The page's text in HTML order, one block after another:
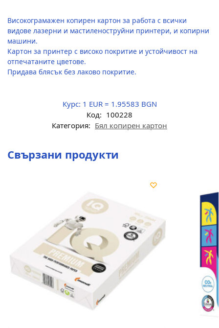
Високограмажен копирен картон за работа с всички
видове лазерни и мастиленоструйни принтери, и копирни
машини.
Картон за принтер с високо покритие и устойчивост на
отпечатаните цветове.
Придава блясък без лаково покритие.
Курс: 1 EUR = 1.95583 BGN
Код: 100228
Категория: Бял копирен картон
Свързани продукти